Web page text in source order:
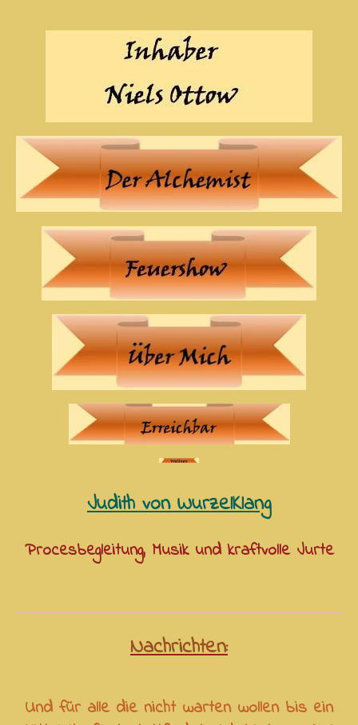
Judith von WurzelKlang
Procesbegleitung, Musik und kraftvolle Jurte
Nachrichten:
Und für alle die nicht warten wollen bis ein